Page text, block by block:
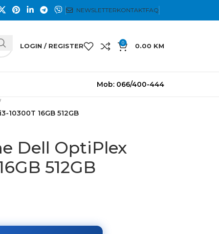
NEWSLETTERKONTAKTFAQ
LOGIN / REGISTER 0 0.00 KM
Mob: 066/400-444
10300T 16GB 512GB
Dell OptiPlex
512GB